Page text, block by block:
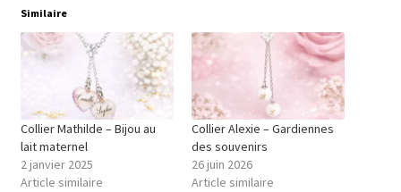
Similaire
Collier Mathilde – Bijou au
lait maternel
2 janvier 2025
Article similaire
Collier Alexie – Gardiennes
des souvenirs
26 juin 2026
Article similaire